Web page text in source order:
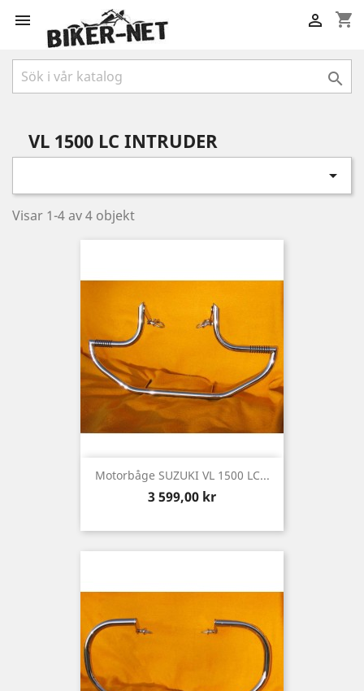
 shopping_cart


VL 1500 LC INTRUDER

Visar 1-4 av 4 objekt
Motorbåge SUZUKI VL 1500 LC...
Pris
3 599,00 kr